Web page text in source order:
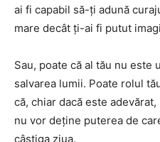
ai fi capabil să-ți adună
mare decât ți-ai fi putut
Sau, poate că al tău nu
salvarea lumii. Poate rolul
că, chiar dacă este
nu vor deține puterea de
câștiga ziua.